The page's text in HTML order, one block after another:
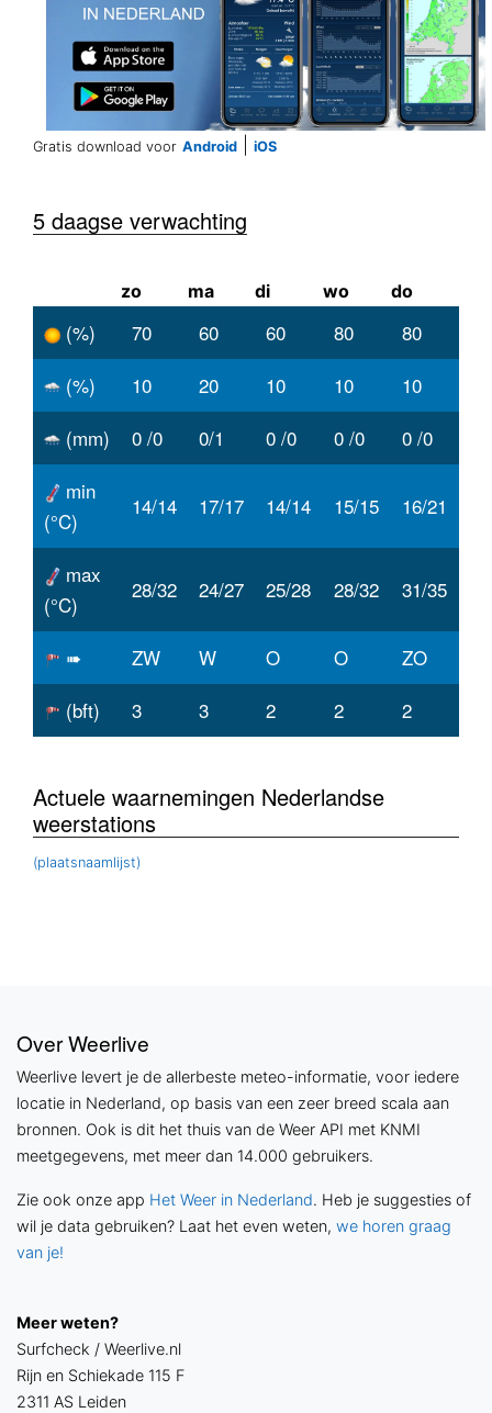
Gratis download voor Android iOS
5 daagse verwachting
zo ma di wo do
(%) 70 60 60 80
80
(%)
10 20 10 10
10
(mm)
0 /0 0/1 0 /0 0 /0
0 /0
min
(°C)
14/14 17/17 14/14 15/15 16/21
max
(°C)
28/32 24/27 25/28 28/32 31/35
➠ ZW W O O
ZO
(bft)
3 3 2 2 2
Actuele waarnemingen Nederlandse
weerstations
(plaatsnaamlijst)
Over Weerlive
Weerlive levert je de allerbeste meteo-informatie, voor iedere
locatie in Nederland, op basis van een zeer breed scala aan
bronnen. Ook is dit het thuis van de Weer API met KNMI
meetgegevens, met meer dan 14.000 gebruikers.
Zie ook onze app Het Weer in Nederland. Heb je suggesties of
wil je data gebruiken? Laat het even weten, we horen graag
van je!
Meer weten?
Surfcheck / Weerlive.nl
Rijn en Schiekade 115 F
2311 AS Leiden